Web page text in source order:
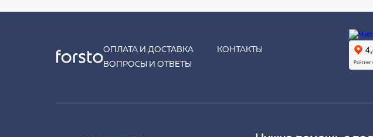
ОПЛАТА И ДОСТАВКА
КОНТАКТЫ
ВОПРОСЫ И ОТВЕТЫ